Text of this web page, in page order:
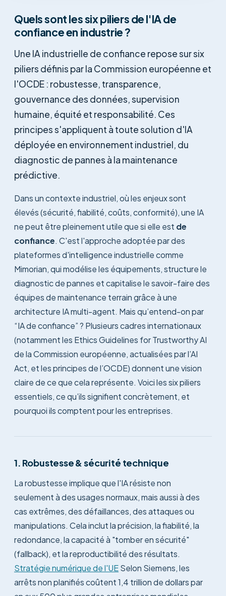
Quels sont les six piliers de l'IA de
confiance en industrie ?
Une IA industrielle de confiance repose sur six
piliers définis par la Commission européenne et
l'OCDE : robustesse, transparence,
gouvernance des données, supervision
humaine, équité et responsabilité. Ces
principes s'appliquent à toute solution d'IA
déployée en environnement industriel, du
diagnostic de pannes à la maintenance
prédictive.
Dans un contexte industriel, où les enjeux sont
élevés (sécurité, fiabilité, coûts, conformité), une IA
ne peut être pleinement utile que si elle est de
confiance. C'est l'approche adoptée par des
plateformes d'intelligence industrielle comme
Mimorian, qui modélise les équipements, structure le
diagnostic de pannes et capitalise le savoir-faire des
équipes de maintenance terrain grâce à une
architecture IA multi-agent. Mais qu’entend-on par
“IA de confiance” ? Plusieurs cadres internationaux
(notamment les Ethics Guidelines for Trustworthy AI
de la Commission européenne, actualisées par l’AI
Act, et les principes de l’OCDE) donnent une vision
claire de ce que cela représente. Voici les six piliers
essentiels, ce qu’ils signifient concrètement, et
pourquoi ils comptent pour les entreprises.
1. Robustesse & sécurité technique
La robustesse implique que l'IA résiste non
seulement à des usages normaux, mais aussi à des
cas extrêmes, des défaillances, des attaques ou
manipulations. Cela inclut la précision, la fiabilité, la
redondance, la capacité à "tomber en sécurité"
(fallback), et la reproductibilité des résultats.
Stratégie numérique de l'UESelon Siemens, les
arrêts non planifiés coûtent 1,4 trillion de dollars par